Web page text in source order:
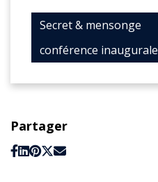
Secret & mensonge
conférence inaugurale
Partager